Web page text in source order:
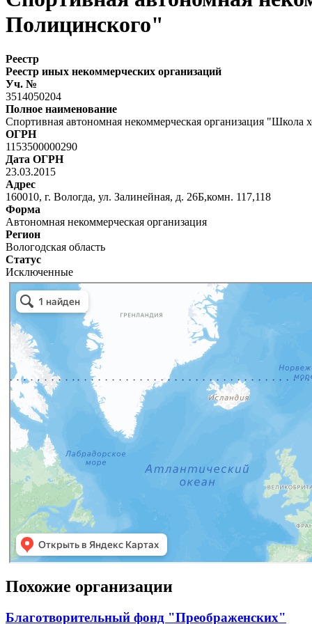
Полицинского"
Реестр
Реестр иных некоммерческих организаций
Уч. №
3514050204
Полное наименование
Спортивная автономная некоммерческая организация
ОГРН
1153500000290
Дата ОГРН
23.03.2015
Адрес
160010, г. Вологда, ул. Залинейная, д. 26Б,комн. 117,118
Форма
Автономная некоммерческая организация
Регион
Вологодская область
Статус
Исключенные
Похожие организации
Благотворительный фонд "Преображенских"